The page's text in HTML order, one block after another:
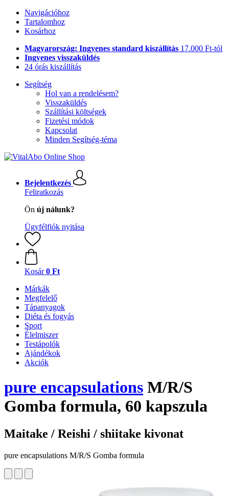
Navigációhoz
Tartalomhoz
Kosárhoz
Magyarország: Ingyenes standard kiszállítás 17.000 Ft-tól
Ingyenes visszaküldés
24 órás kiszállítás
Segítség
Hol van a rendelésem?
Visszaküldés
Szállítási költségek
Fizetési módok
Kapcsolat
Minden Segítség-téma
Bejelentkezés
Feliratkozás
Ön új nálunk?
Ügyfélfiók nyitása
Kosár 0 Ft
Márkák
Megfelelő
Tápanyagok
Diéta és fogyás
Sport
Élelmiszer
Testápolók
Ajándékok
Akciók
pure encapsulations M/R/S
Gomba formula, 60 kapszula
Maitake / Reishi / shiitake kivonat
pure encapsulations M/R/S Gomba formula